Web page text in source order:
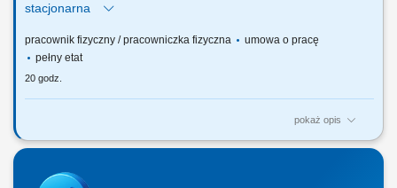
stacjonarna
pracownik fizyczny / pracowniczka fizyczna
umowa o pracę
pełny etat
20 godz.
pokaż opis
Zadania na stanowisku: Obsługa pojazdu trakcyjnego w zakresie pracy